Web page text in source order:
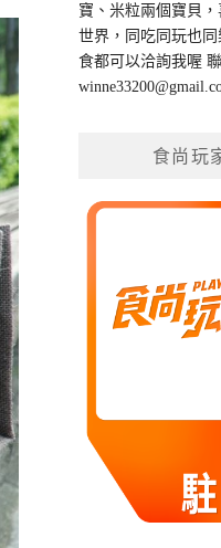
寶、米粒兩個寶貝
世界，同吃同玩也
食都可以洽詢我喔
食尚玩